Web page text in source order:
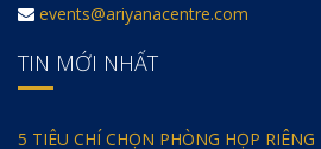
events@ariyanacentre.com
TIN MỚI NHẤT
5 TIÊU CHÍ CHỌN PHÒNG HỌP